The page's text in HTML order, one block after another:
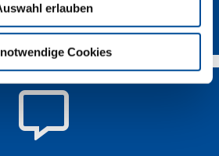
erlauben
Cookies